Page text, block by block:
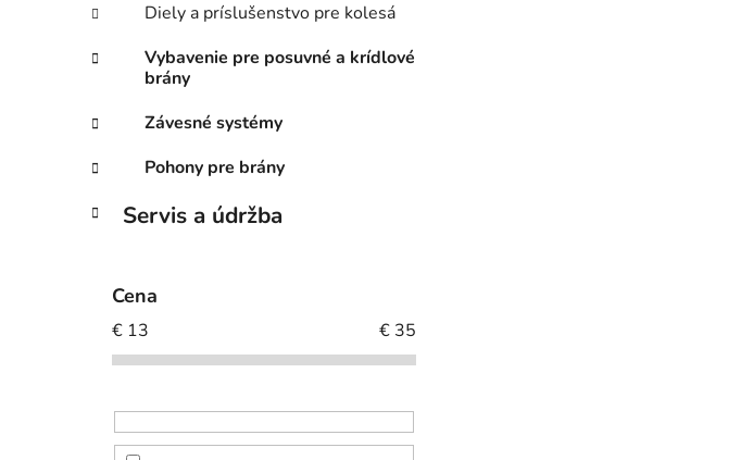
Diely a príslušenstvo pre kolesá
Vybavenie pre posuvné a krídlové
brány
Závesné systémy
Pohony pre brány
Servis a údržba
Cena
€ 13 € 35